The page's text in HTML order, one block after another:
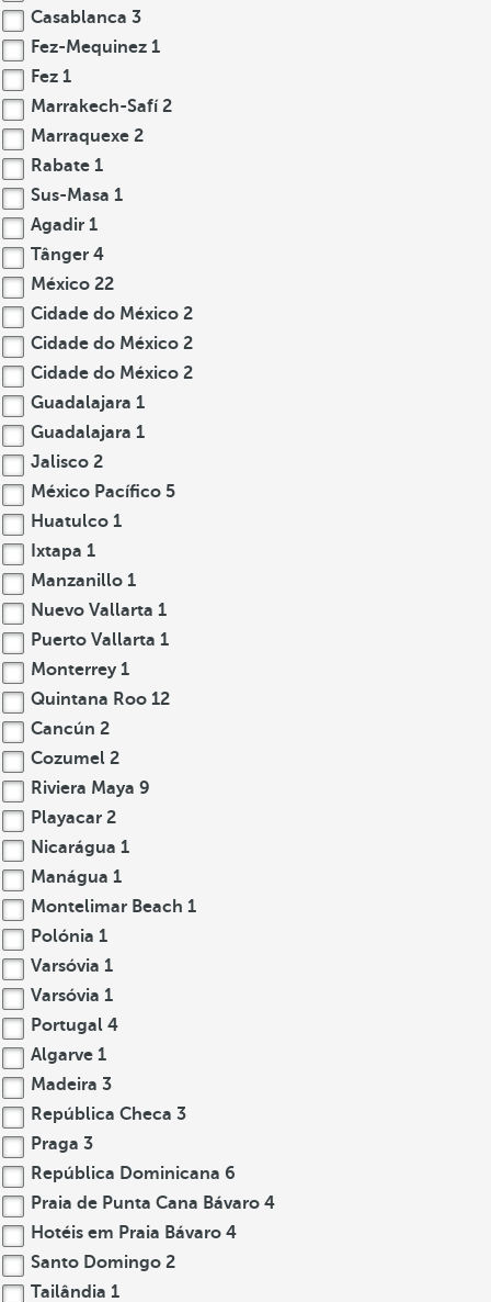
Casablanca 3
Fez-Mequinez 1
Fez 1
Marrakech-Safí2
Marraquexe 2
Rabate 1
Sus-Masa 1
Agadir 1
Tânger 4
México 22
Cidade do México 2
Cidade do México 2
Cidade do México 2
Guadalajara 1
Guadalajara 1
Jalisco 2
México Pacífico 5
Huatulco 1
Ixtapa 1
Manzanillo 1
Nuevo Vallarta 1
Puerto Vallarta 1
Monterrey 1
Quintana Roo 12
Cancún 2
Cozumel 2
Riviera Maya 9
Playacar 2
Nicarágua 1
Manágua 1
Montelimar Beach 1
Polónia 1
Varsóvia 1
Varsóvia 1
Portugal 4
Algarve 1
Madeira 3
República Checa 3
Praga 3
República Dominicana 6
Praia de Punta Cana Bávaro 4
Hotéis em Praia Bávaro 4
Santo Domingo 2
Tailândia 1